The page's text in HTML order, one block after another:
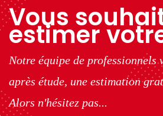
Vous
estimer
Notre équipe de professionnels
après étude, une estimation
Alors n'hésitez pas...